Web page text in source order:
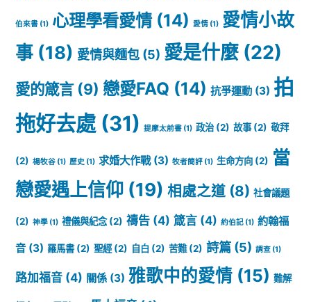
伯來書 (1) 心理學看愛情(14) 愛情 (1) 愛情小故
事 (18) 愛情與麵包 (5) 愛是什麼 (22)
愛的箴言(9) 戀愛FAQ (14) 抗爭運動 (3) 拍
拖好去處 (31) 提摩太前書 (1) 政治(2) 故事(2) 敬拜
(2) 楊牧谷 (1) 歷史 (1) 求婚大作戰(3) 牧者簡評 (1) 生命方向 (2) 當
戀愛遇上信仰 (19) 相處之道 (8) 社會議題
(2) 神學 (1) 禮儀與紀念(2) 禱告 (4) 箴言 (4) 約伯記 (1) 約翰福
音 (3) 羅馬書(2) 聖經(2) 自白 (2) 苦難(2) 詩篇 (5) 調查 (1)
路加福音 (4) 關係 (3) 雅歌中的愛情 (15) 難解